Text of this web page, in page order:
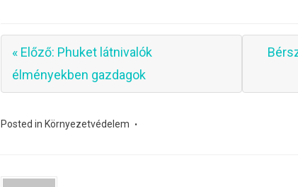
« Előző: Phuket látnivalók
élményekben gazdagok
Posted in Környezetvédelem